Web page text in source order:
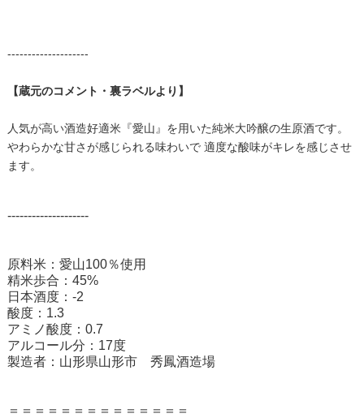
--------------------
【蔵元のコメント・裏ラベルより】
人気が高い酒造好適米『愛山』を用いた純米大吟醸の生原酒です。
やわらかな甘さが感じられる味わいで 適度な酸味がキレを感じさせ
ます。
--------------------
原料米：愛山100％使用
精米歩合：45%
日本酒度：-2
酸度：1.3
アミノ酸度：0.7
アルコール分：17度
製造者：山形県山形市 秀鳳酒造場
＝＝＝＝＝＝＝＝＝＝＝＝＝＝